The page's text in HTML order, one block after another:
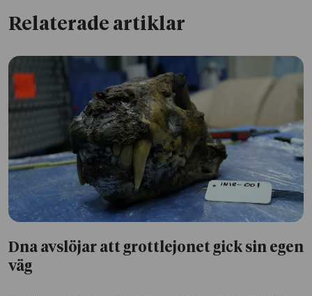
Relaterade artiklar
Dna avslöjar att grottlejonet gick sin egen
väg